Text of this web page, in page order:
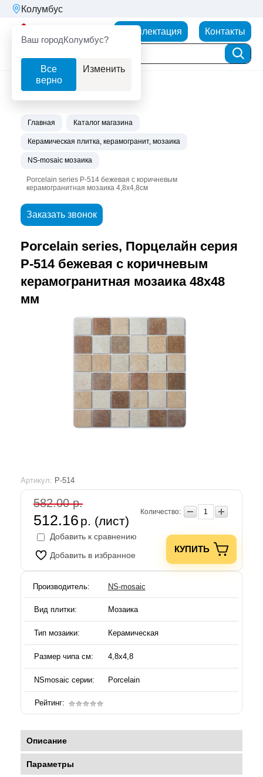
Колумбус
Ваш городКолумбус?
Все
верно
Изменить
Комплектация Контакты
Главная Каталог магазина
Керамическая плитка, керамогранит, мозаика
NS-mosaic мозаика
Porcelain series P-514 бежевая с коричневым
керамогранитная мозаика 4,8х4,8см
Заказать звонок
Porcelain series, Порцелайн серия
P-514 бежевая с коричневым
керамогранитная мозаика 48х48
мм
Артикул: P-514
582.00 р.
512.16 р. (лист)
Количество:
Добавить к сравнению
Добавить в избранное
КУПИТЬ
Производитель: NS-mosaic
Вид плитки: Мозаика
Тип мозаики: Керамическая
Размер чипа см: 4,8х4,8
NSmosaic серии: Porcelain
Рейтинг:
Описание
Параметры